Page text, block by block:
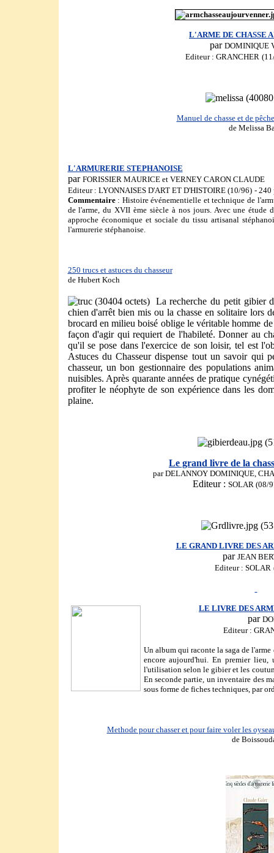
L'ARME DE CHASSE
par DOMINIQUE
Editeur : GRANCHER
Manuel de chasse et de
de Melissa
L'ARMURERIE STEPHANOISE
par FORISSIER MAURICE et VERNEY CARON CLAUDE
Editeur : LYONNAISES D'ART ET D'HISTOIRE (10/96) - 240
Commentaire: Histoire événementielle et technique de
de l'arme, du XVII ème siècle à nos jours. Avec une
approche économique et sociale du tissu artisanal
l'armurerie stéphanoise.
250 trucs et astuces du chasseur
de Hubert Koch
La recherche du petit gibier
chien d'arrêt bien mis ou la chasse en solitaire lors
brocard en milieu boisé oblige le véritable homme
façon d'agir qui requiert de l'habileté. Donner au
qu'il se pose dans l'exercice de son loisir, tel est
Astuces du Chasseur dispense tout un savoir qui
chasseur, un bon gestionnaire des populations
nuisibles. Après quarante années de pratique
profiter le néophyte de son expérience dans les
plaine.
Le grand livre de la
par DELANNOY DOMINIQUE,
Editeur : SOLAR (08/
LE GRAND LIVRE DES
par JEAN
Editeur : SOLAR
LE LIVRE DES
par
Editeur :
Un album qui raconte la saga de l'arme
encore aujourd'hui. En premier lieu,
l'utilisation selon le gibier et les
En seconde partie, un inventaire des
sous forme de fiches techniques, par
Methode pour chasser et pour faire voler les
de